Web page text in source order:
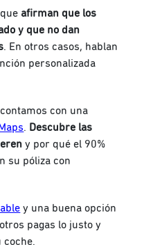
afirman que los
y que no dan
. En otros casos, hablan
personalizada
contamos con una
. Descubre las
y por qué el 90%
su póliza con
y una buena opción
pagas lo justo y
coche.